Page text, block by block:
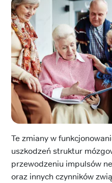
Te zmiany w
uszkodzeń struktur
przewodzeniu impulsów
oraz innych czynników